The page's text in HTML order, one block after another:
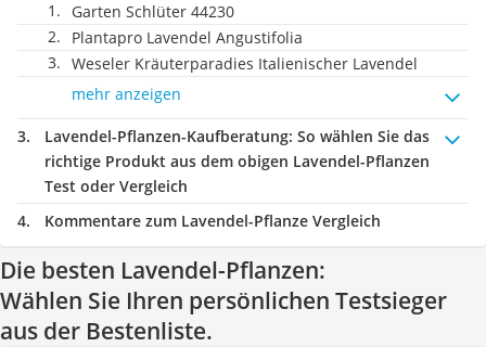
Garten Schlüter 44230
Plantapro Lavendel Angustifolia
Weseler Kräuterparadies Italienischer Lavendel
mehr anzeigen
Lavendel-Pflanzen-Kaufberatung: So wählen Sie das
richtige Produkt aus dem obigen Lavendel-Pflanzen
Test oder Vergleich
Kommentare zum Lavendel-Pflanze Vergleich
Die besten Lavendel-Pflanzen:
Wählen Sie Ihren persönlichen Testsieger
aus der Bestenliste.